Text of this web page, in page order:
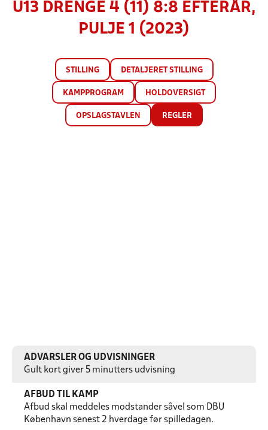
U13 DRENGE 4 (11) 8:8 EFTERÅR,
PULJE 1 (2023)
STILLING DETALJERET STILLING
KAMPPROGRAM HOLDOVERSIGT
OPSLAGSTAVLEN REGLER
ADVARSLER OG UDVISNINGER
Gult kort giver 5 minutters udvisning
AFBUD TIL KAMP
Afbud skal meddeles modstander såvel som DBU
København senest 2 hverdage før spilledagen.